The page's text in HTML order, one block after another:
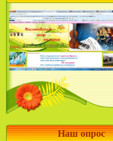
Наш опрос